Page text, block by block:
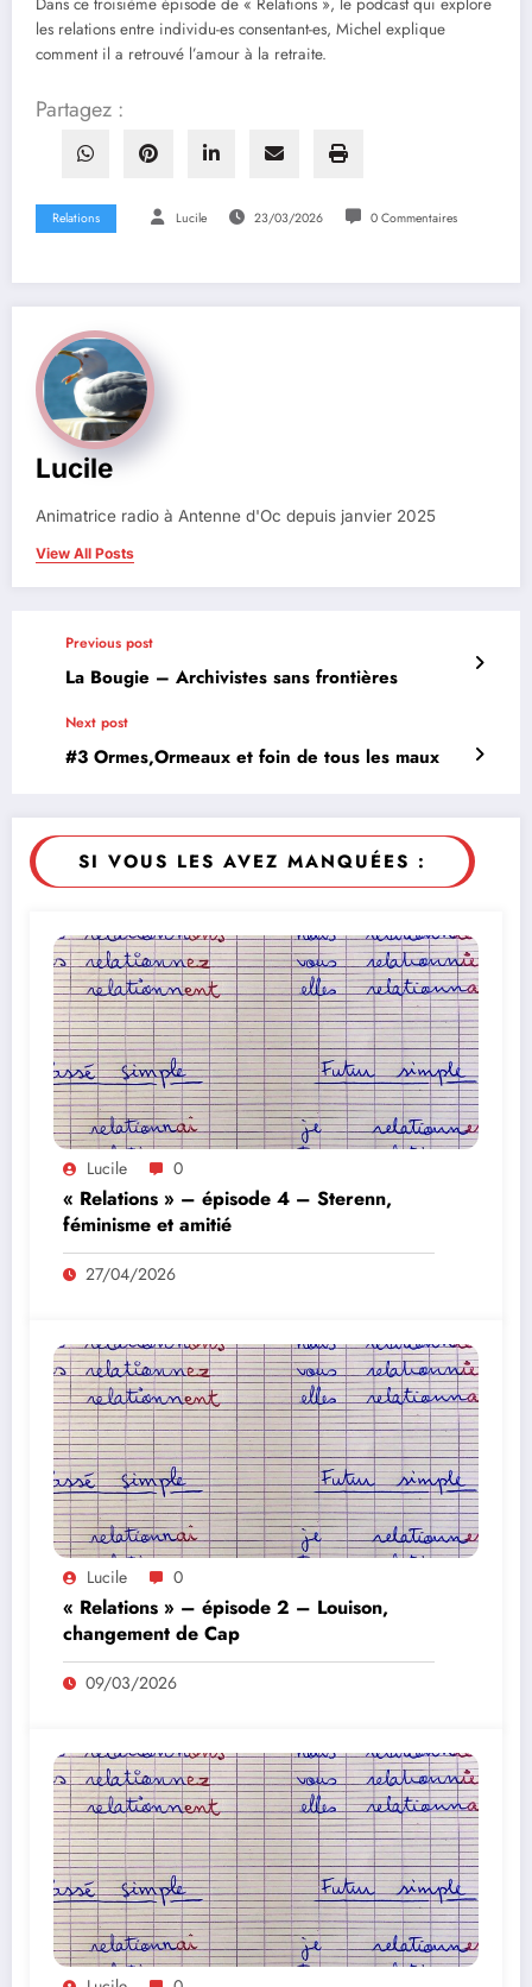
les relations entre individu-es consentant-es, Michel explique
comment il a retrouvé l’amour à la retraite.
Partagez :
Relations Lucile 23/03/2026 0 Commentaires
Lucile
Animatrice radio à Antenne d'Oc depuis janvier 2025
View All Posts
Previous post
La Bougie – Archivistes sans frontières
Next post
#3 Ormes,Ormeaux et foin de tous les maux
SI VOUS LES AVEZ MANQUÉES :
Lucile 0
« Relations » – épisode 4 – Sterenn,
féminisme et amitié
27/04/2026
Lucile 0
« Relations » – épisode 2 – Louison,
changement de Cap
09/03/2026